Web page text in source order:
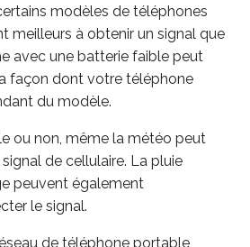
modèles de téléphones
meilleurs à obtenir un signal que
avec une batterie faible peut
façon dont votre téléphone
du modèle.
ou non, même la météo peut
de cellulaire. La pluie
peuvent également
le signal.
de téléphone portable